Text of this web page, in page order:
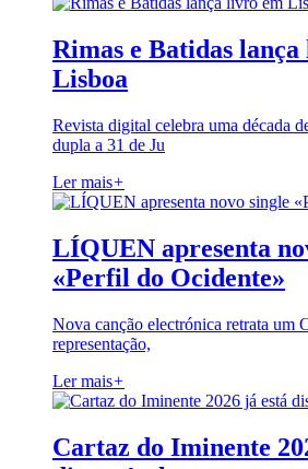
Rimas e Batidas
Lisboa
Revista digital celebra uma década
dupla a 31 de Ju
Ler mais+
LÍQUEN apresenta
«Perfil do Ocidente»
Nova canção electrónica retrata um
representação,
Ler mais+
Cartaz do Iminente